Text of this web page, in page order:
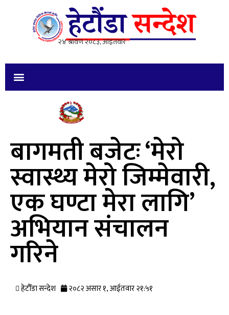
बागमती बजेटः ‘मेरो
स्वास्थ्य मेरो जिम्मेवारी,
एक घण्टा मेरा लागि’
अभियान संचालन
गरिने
हेटौँडा सन्देश २०८२ असार १, आईतवार २१:५१